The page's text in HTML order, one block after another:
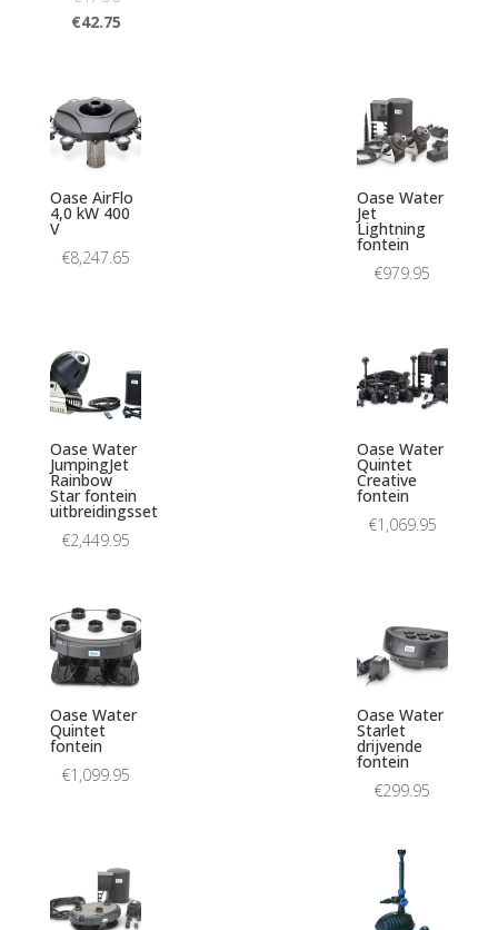
€42.75
Oase AirFlo
4,0 kW 400
V
€8,247.65
Oase Water
Jet
Lightning
fontein
€979.95
Oase Water
JumpingJet
Rainbow
Star fontein
uitbreidingsset
€2,449.95
Oase Water
Quintet
Creative
fontein
€1,069.95
Oase Water
Quintet
fontein
€1,099.95
Oase Water
Starlet
drijvende
fontein
€299.95